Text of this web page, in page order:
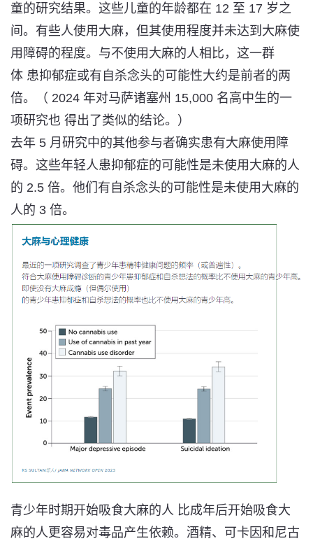
童的研究结果。这些儿童的年龄都在 12 至 17 岁之
间。有些人使用大麻，但其使用程度并未达到大麻使
用障碍的程度。与不使用大麻的人相比，这一群
体 患抑郁症或有自杀念头的可能性大约是前者的两
倍。（ 2024 年对马萨诸塞州 15,000 名高中生的一
项研究也 得出了类似的结论。）
去年 5 月研究中的其他参与者确实患有大麻使用障
碍。这些年轻人患抑郁症的可能性是未使用大麻的人
的 2.5 倍。他们有自杀念头的可能性是未使用大麻的
人的 3 倍。
青少年时期开始吸食大麻的人 比成年后开始吸食大
麻的人更容易对毒品产生依赖。酒精、可卡因和尼古